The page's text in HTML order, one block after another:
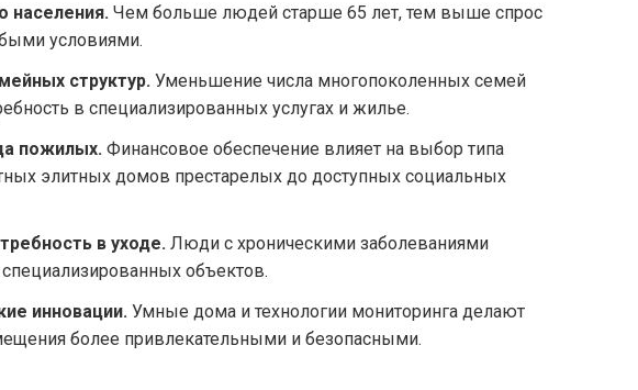
населения. Чем больше людей старше 65 лет, тем выше спрос
условиями.
структур. Уменьшение числа многопоколенных семей
в специализированных услугах и жилье.
пожилых. Финансовое обеспечение влияет на выбор типа
элитных домов престарелых до доступных социальных
в уходе. Люди с хроническими заболеваниями
объектов.
инновации. Умные дома и технологии мониторинга делают
более привлекательными и безопасными.